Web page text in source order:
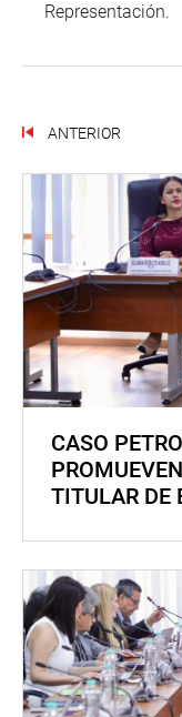
Representación.
ANTERIOR
CASO
TITULAR DE